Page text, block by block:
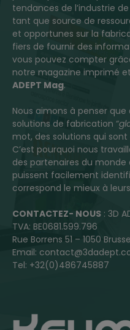
tendances de l’industrie
tant que source de
et opportunes sur la
fiers de fournir des
vous pouvez compter
notre magazine imprimé
ADEPT Mag.
Nous aimons à penser
solutions de fabrication “
mot, des solutions qui
C’est pourquoi nous
des partenaires du
puissent facilement
correspond le mieux à
CONTACTEZ- NOUS : 3D
TVA: BE0681.599.796
Rue Borrens 51 – 1050
Email:
Tel: +32(0)486745887